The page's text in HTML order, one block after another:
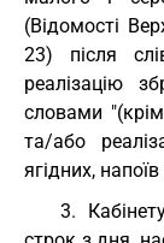
(Відомості
23) після
реалізацію
словами
та/або
ягідних,
3.